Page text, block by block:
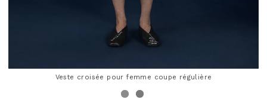
Veste croisée pour femme coupe régulière